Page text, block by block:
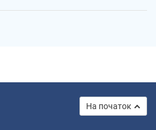
На початок